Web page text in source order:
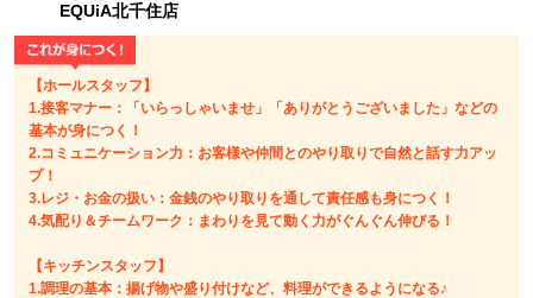
EQUiA北千住店
【ホールスタッフ】
1.接客マナー：「いらっしゃいませ」「ありがとうございました」などの
基本が身につく！
2.コミュニケーション力：お客様や仲間とのやり取りで自然と話す力アッ
プ！
3.レジ・お金の扱い：金銭のやり取りを通して責任感も身につく！
4.気配り＆チームワーク：まわりを見て動く力がぐんぐん伸びる！
【キッチンスタッフ】
1.調理の基本：揚げ物や盛り付けなど、料理ができるようになる♪